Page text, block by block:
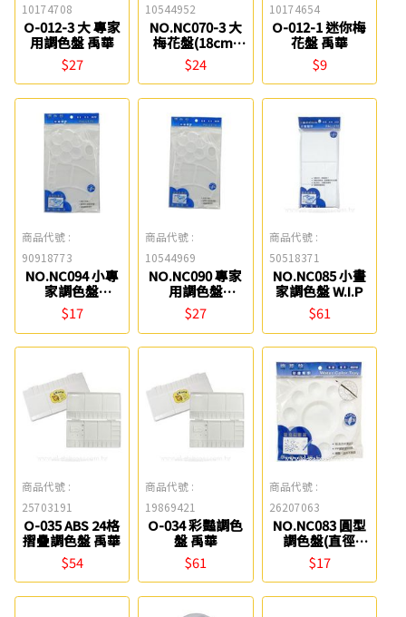
10174708
O-012-3 大 專家
用調色盤 禹華
$27
10544952
NO.NC070-3 大
梅花盤(18cm)
W.I.P
$24
10174654
O-012-1 迷你梅
花盤 禹華
$9
商品代號 :
90918773
NO.NC094 小專
家調色盤
(23.5x14cm)
W.I.P
$17
商品代號 :
10544969
NO.NC090 專家
用調色盤
(20x33cm) W.I.P
$27
商品代號 :
50518371
NO.NC085 小畫
家調色盤 W.I.P
$61
商品代號 :
25703191
O-035 ABS 24格
摺疊調色盤 禹華
$54
商品代號 :
19869421
O-034 彩豔調色
盤 禹華
$61
商品代號 :
26207063
NO.NC083 圓型
調色盤(直徑
17cm) W.I.P
$17